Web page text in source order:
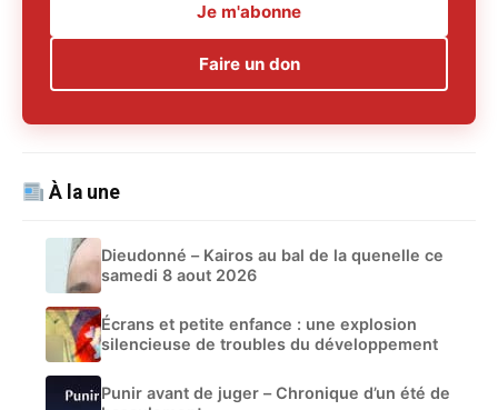
Je m'abonne
Faire un don
À la une
Dieudonné – Kairos au bal de la quenelle ce
samedi 8 aout 2026
Écrans et petite enfance : une explosion
silencieuse de troubles du développement
Punir avant de juger – Chronique d’un été de